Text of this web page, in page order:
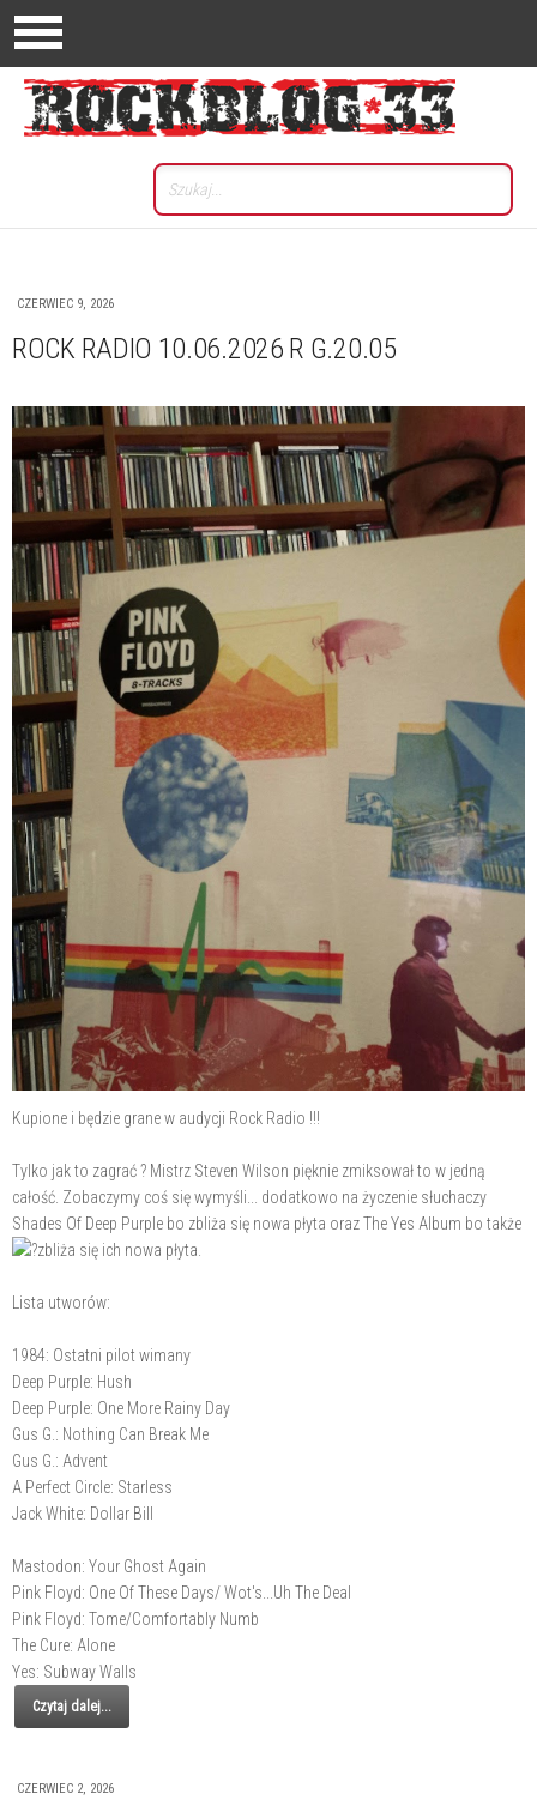
CZERWIEC 9, 2026
ROCK RADIO 10.06.2026 R G.20.05
Kupione i będzie grane w audycji Rock Radio !!!
Tylko jak to zagrać ? Mistrz Steven Wilson pięknie zmiksował to w jedną
całość. Zobaczymy coś się wymyśli... dodatkowo na życzenie słuchaczy
Shades Of Deep Purple bo zbliża się nowa płyta oraz The Yes Album bo także
zbliża się ich nowa płyta.
Lista utworów:
1984: Ostatni pilot wimany
Deep Purple: Hush
Deep Purple: One More Rainy Day
Gus G.: Nothing Can Break Me
Gus G.: Advent
A Perfect Circle: Starless
Jack White: Dollar Bill
Mastodon: Your Ghost Again
Pink Floyd: One Of These Days/ Wot's...Uh The Deal
Pink Floyd: Tome/Comfortably Numb
The Cure: Alone
Yes: Subway Walls
Czytaj dalej...
CZERWIEC 2, 2026